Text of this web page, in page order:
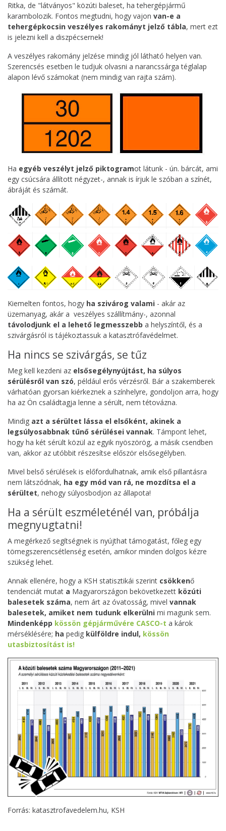
Ritka, de "látványos" közúti baleset, ha tehergépjármű
karambolozik. Fontos megtudni, hogy vajon van-e a
tehergépkocsin veszélyes rakományt jelző tábla, mert ezt
is jelezni kell a diszpécsernek!
A veszélyes rakomány jelzése mindig jól látható helyen van.
Szerencsés esetben le tudjuk olvasni a narancssárga téglalap
alapon lévő számokat (nem mindig van rajta szám).
Ha egyéb veszélyt jelző piktogramot látunk - ún. bárcát, ami
egy csúcsára állított négyzet-, annak is írjuk le szóban a színét,
ábráját és számát.
Kiemelten fontos, hogy ha szivárog valami - akár az
üzemanyag, akár a veszélyes szállítmány-, azonnal
távolodjunk el a lehető legmesszebb a helyszíntől, és a
szivárgásról is tájékoztassuk a katasztrófavédelmet.
Ha nincs se szivárgás, se tűz
Meg kell kezdeni az elsősegélynyújtást, ha súlyos
sérülésről van szó, például erős vérzésről. Bár a szakemberek
várhatóan gyorsan kiérkeznek a színhelyre, gondoljon arra, hogy
ha az Ön családtagja lenne a sérült, nem tétovázna.
Mindig azt a sérültet lássa el elsőként, akinek a
legsúlyosabbnak tűnő sérülései vannak. Támpont lehet,
hogy ha két sérült közül az egyik nyöszörög, a másik csendben
van, akkor az utóbbit részesítse először elsősegélyben.
Mivel belső sérülések is előfordulhatnak, amik első pillantásra
nem látszódnak, ha egy mód van rá, ne mozdítsa el a
sérültet, nehogy súlyosbodjon az állapota!
Ha a sérült eszméleténél van, próbálja
megnyugtatni!
A megérkező segítségnek is nyújthat támogatást, főleg egy
tömegszerencsétlenség esetén, amikor minden dolgos kézre
szükség lehet.
Annak ellenére, hogy a KSH statisztikái szerint csökkenő
tendenciát mutat a Magyarországon bekövetkezett közúti
balesetek száma, nem árt az óvatosság, mivel vannak
balesetek, amiket nem tudunk elkerülni mi magunk sem.
Mindenképp kössön gépjárművére CASCO-t a károk
mérséklésére; ha pedig külföldre indul, kössön
utasbiztosítást is!
Forrás: katasztrofavedelem.hu, KSH